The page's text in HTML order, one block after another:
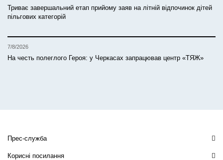
Триває завершальний етап прийому заяв на літній відпочинок дітей
пільгових категорій
7/8/2026
На честь полеглого Героя: у Черкасах запрацював центр «ТЯЖ»
Прес-служба
Корисні посилання